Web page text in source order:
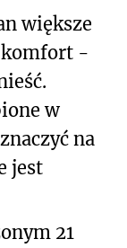
większe
komfort -
w
na
jest
21